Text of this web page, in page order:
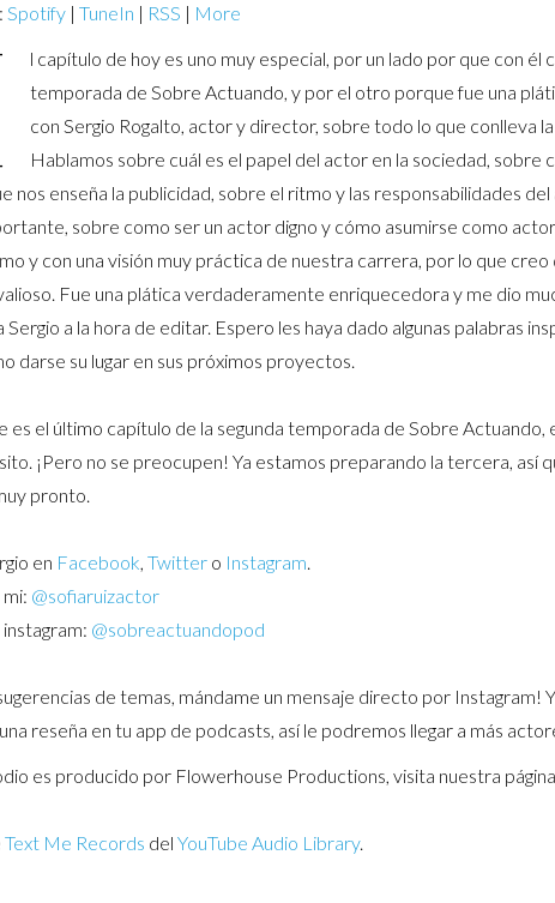
Spotify| TuneIn | RSS | More
l capítulo de hoy es uno muy especial, por un lado por que con él
temporada de Sobre Actuando, y por el otro porque fue una
con Sergio Rogalto, actor y director, sobre todo lo que conlleva
Hablamos sobre cuál es el papel del actor en la sociedad, sobre
nos enseña la publicidad, sobre el ritmo y las responsabilidades
sobre como ser un actor digno y cómo asumirse como
y con una visión muy práctica de nuestra carrera, por lo que creo
Fue una plática verdaderamente enriquecedora y me dio
Sergio a la hora de editar. Espero les haya dado algunas palabras
darse su lugar en sus próximos proyectos.
es el último capítulo de la segunda temporada de Sobre
¡Pero no se preocupen! Ya estamos preparando la tercera, así
pronto.
en Facebook, Twittero Instagram.
@sofiaruizactor
@sobreactuandopod
de temas, mándame un mensaje directo por Instagram!
reseña en tu app de podcasts, así le podremos llegar a más
es producido por Flowerhouse Productions, visita nuestra
Text Me Records del YouTube Audio Library.